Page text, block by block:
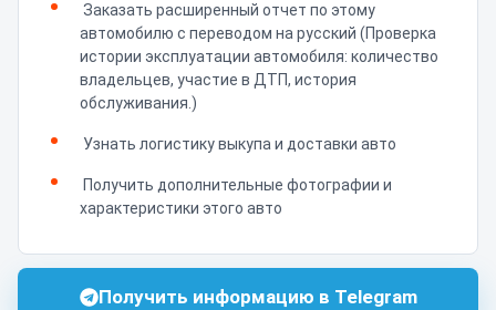
Заказать расширенный отчет по этому
автомобилю с переводом на русский (Проверка
истории эксплуатации автомобиля: количество
владельцев, участие в ДТП, история
обслуживания.)
Узнать логистику выкупа и доставки авто
Получить дополнительные фотографии и
характеристики этого авто
Получить информацию в Telegram